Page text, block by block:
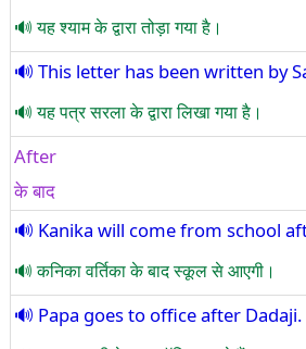
यह श्याम के द्वारा तोड़ा गया है।
This letter has been written by
यह पत्र सरला के द्वारा लिखा गया है।
After
के बाद
Kanika will come from school
कनिका वर्तिका के बाद स्कूल से आएगी।
Papa goes to office after Dadaji.